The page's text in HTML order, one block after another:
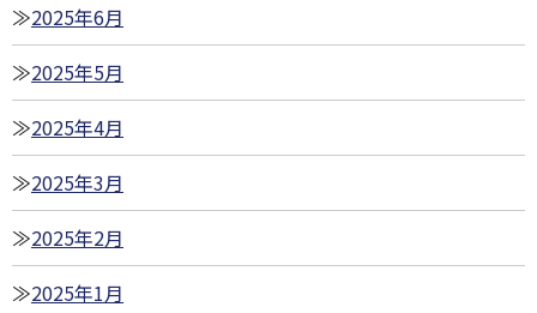
2025年6月
2025年5月
2025年4月
2025年3月
2025年2月
2025年1月